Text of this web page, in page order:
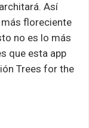
Así
más floreciente
no es lo más
que esta app
Trees for the